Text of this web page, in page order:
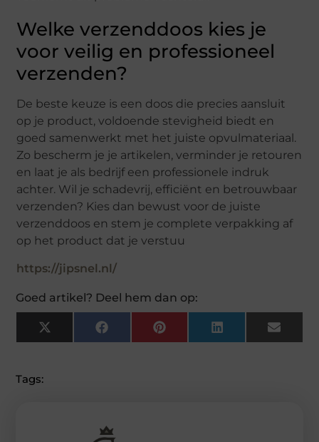
Welke verzenddoos kies je
voor veilig en professioneel
verzenden?
De beste keuze is een doos die precies aansluit
op je product, voldoende stevigheid biedt en
goed samenwerkt met het juiste opvulmateriaal.
Zo bescherm je je artikelen, verminder je retouren
en laat je als bedrijf een professionele indruk
achter. Wil je schadevrij, efficiënt en betrouwbaar
verzenden? Kies dan bewust voor de juiste
verzenddoos en stem je complete verpakking af
op het product dat je verstuu
https://jipsnel.nl/
Goed artikel? Deel hem dan op:
X
(Twitter)
FacebookPinterest LinkedIn Email
Tags: